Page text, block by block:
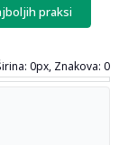
praksi
0px, Znakova: 0